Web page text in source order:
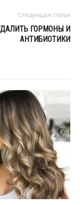
Следующая статья
ГОРМОНЫ И
АНТИБИОТИКИ